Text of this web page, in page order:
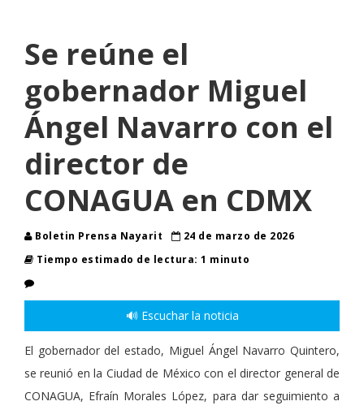
Se reúne el
gobernador Miguel
Ángel Navarro con el
director de
CONAGUA en CDMX
Boletin Prensa Nayarit
24 de marzo de 2026
Tiempo estimado de lectura: 1 minuto
🔊 Escuchar la noticia
El gobernador del estado, Miguel Ángel Navarro Quintero,
se reunió en la Ciudad de México con el director general de
CONAGUA, Efraín Morales López, para dar seguimiento a